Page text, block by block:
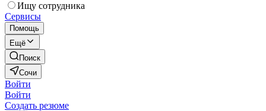
Ищу сотрудника
Сервисы
Помощь
Ещё
Поиск
Сочи
Войти
Войти
Создать резюме